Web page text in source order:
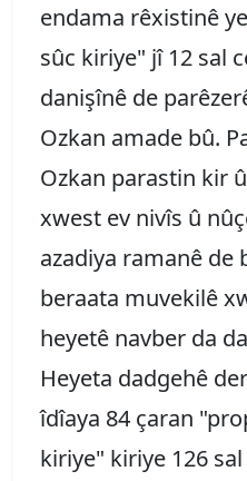
endama rêxistinê
sûc kiriye" jî 12 sal
danişînê de
Ozkan amade bû.
Ozkan parastin kir
xwest ev nivîs û
azadiya ramanê de
beraata muvekilê
heyetê navber da
Heyeta dadgehê
îdîaya 84 çaran
kiriye" kiriye 126